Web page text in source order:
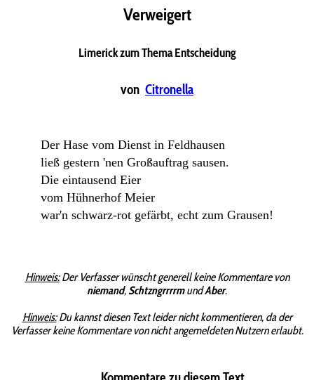
Verweigert
Limerick zum Thema Entscheidung
von Citronella
Der Hase vom Dienst in Feldhausen
ließ gestern 'nen Großauftrag sausen.
Die eintausend Eier
vom Hühnerhof Meier
war'n schwarz-rot gefärbt, echt zum Grausen!
Hinweis:Der Verfasser wünscht generell keine Kommentare von
niemand, SchtzngrrrrmundAber.
Hinweis:Du kannst diesen Text leider nicht kommentieren, da der
Verfasser keine Kommentare von nicht angemeldeten Nutzern erlaubt.